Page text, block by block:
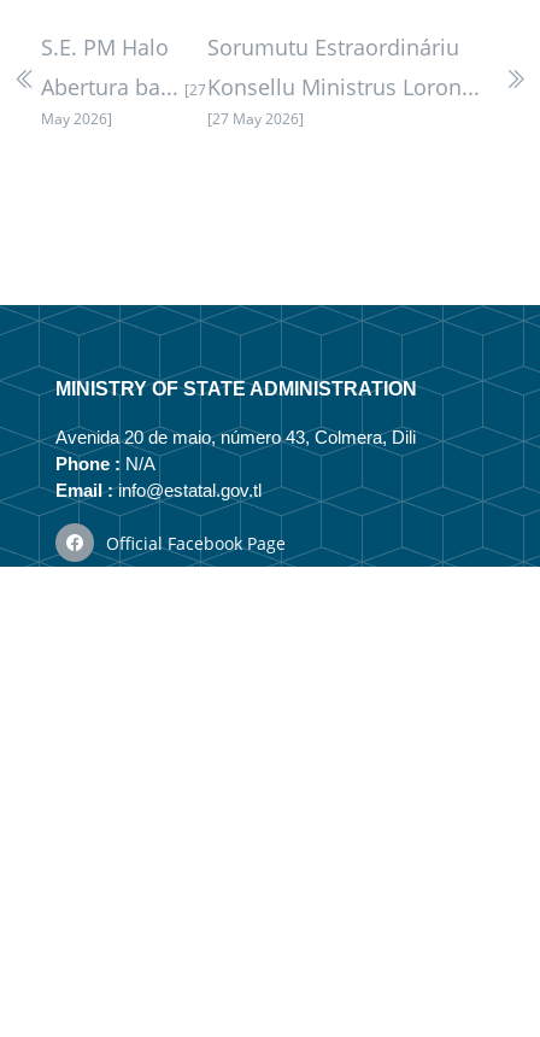
S.E. PM Halo
Abertura ba... [27
May 2026]
Sorumutu Estraordináriu
Konsellu Ministrus Loron...
[27 May 2026]
MINISTRY OF STATE ADMINISTRATION
Avenida 20 de maio, número 43, Colmera, Dili
Phone : N/A
Email :info@estatal.gov.tl
Official Facebook Page